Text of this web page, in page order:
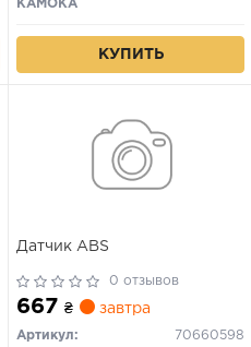
KAMOKA
КУПИТЬ
Датчик ABS
0 отзывов
667 ₴ завтра
Артикул:
70660598